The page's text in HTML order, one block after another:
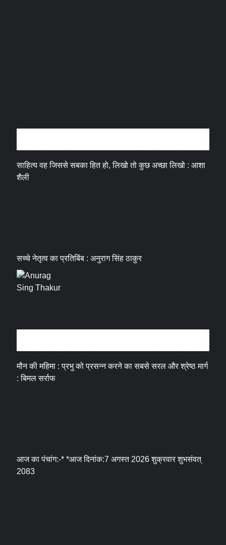
साहित्य वह जिससे सबका हित हो, लिखो तो कुछ अच्छा लिखो : आशा
शैली
सच्चे नेतृत्व का प्रतिबिंब : अनुराग सिंह ठाकुर
मौन की महिमा : प्रभु को प्रसन्न करने का सबसे सरल और श्रेष्ठ मार्ग
: बिमल सर्राफ
आज का पंचांग:-* *आज दिनांक:7 अगस्त 2026 शुक्रवार शुभसंवत्
2083